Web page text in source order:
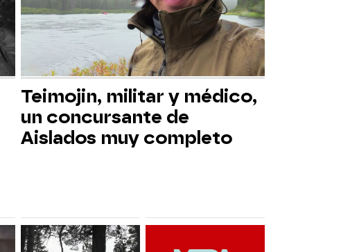
Teimojin, militar y médico,
un concursante de
Aislados muy completo